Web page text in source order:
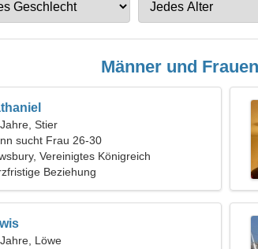
Männer und
Stier
sucht Frau 26-30
Vereinigtes Königreich
Beziehung
Löwe